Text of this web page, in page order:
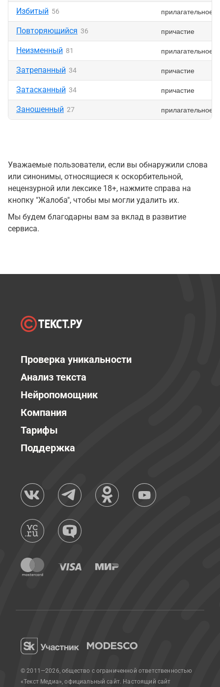
Избитый 56 прилагательное
Повторяющийся 36 причастие
Неизменный 81 прилагательное
Затрепанный 34 причастие
Затасканный 34 причастие
Заношенный 27 прилагательное
Уважаемые пользователи, если вы обнаружили слова
или синонимы, относящиеся к оскорбительной,
нецензурной или лексике 18+, нажмите справа на
кнопку "Жалоба", чтобы мы могли удалить их.
Мы будем благодарны вам за вклад в развитие
сервиса.
Проверка уникальности
Анализ текста
Нейропомощник
Компания
Тарифы
Поддержка
© 2011—2026, общество с ограниченной ответственностью
«Текст Медиа», официальный сайт. Настоящий сайт